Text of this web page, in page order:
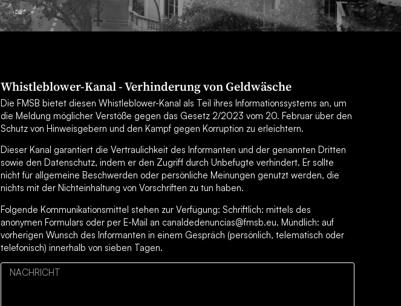
Whistleblower-Kanal - Verhinderung von Geldwäsche
Die FMSB bietet diesen Whistleblower-Kanal als Teil ihres Informationssystems an, um
die Meldung möglicher Verstöße gegen das Gesetz 2/2023 vom 20. Februar über den
Schutz von Hinweisgebern und den Kampf gegen Korruption zu erleichtern.
Dieser Kanal garantiert die Vertraulichkeit des Informanten und der genannten Dritten
sowie den Datenschutz, indem er den Zugriff durch Unbefugte verhindert. Er sollte
nicht für allgemeine Beschwerden oder persönliche Meinungen genutzt werden, die
nichts mit der Nichteinhaltung von Vorschriften zu tun haben.
Folgende Kommunikationsmittel stehen zur Verfügung: Schriftlich: mittels des
anonymen Formulars oder per E-Mail an canaldedenuncias@fmsb.eu. Mündlich: auf
vorherigen Wunsch des Informanten in einem Gespräch (persönlich, telematisch oder
telefonisch) innerhalb von sieben Tagen.